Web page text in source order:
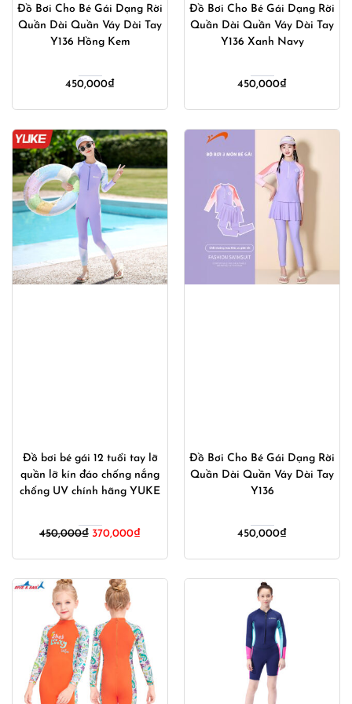
Đồ Bơi Cho Bé Gái Dạng Rời
Quần Dài Quần Váy Dài Tay
Y136 Hồng Kem
450,000₫
Đồ Bơi Cho Bé Gái Dạng Rời
Quần Dài Quần Váy Dài Tay
Y136 Xanh Navy
450,000₫
Đồ bơi bé gái 12 tuổi tay lỡ
quần lỡ kín đáo chống nắng
chống UV chính hãng YUKE
450,000₫ Giá
450,000₫.
370,000₫Giá
là:
Đồ Bơi Cho Bé Gái Dạng Rời
Quần Dài Quần Váy Dài Tay
Y136
450,000₫